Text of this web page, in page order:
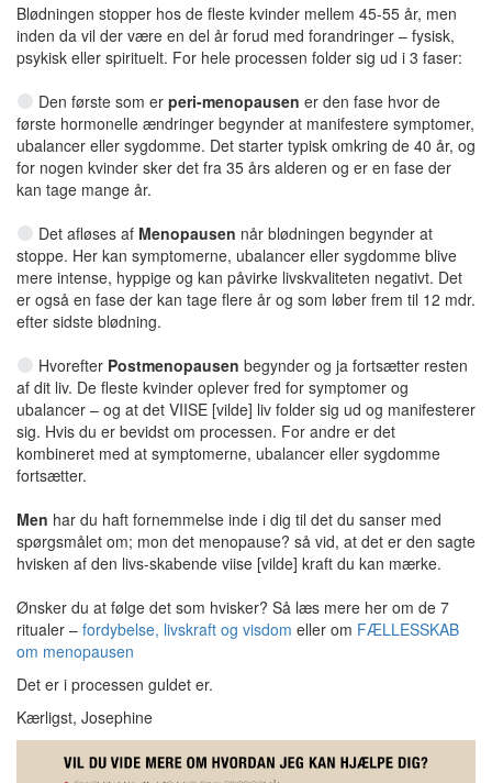
Blødningen stopper hos de fleste kvinder mellem 45-55 år, men
inden da vil der være en del år forud med forandringer – fysisk,
psykisk eller spirituelt. For hele processen folder sig ud i 3 faser:
Den første som erperi-menopausen er den fase hvor de
første hormonelle ændringer begynder at manifestere symptomer,
ubalancer eller sygdomme. Det starter typisk omkring de 40 år, og
for nogen kvinder sker det fra 35 års alderen og er en fase der
kan tage mange år.
Det afløses af Menopausen når blødningen begynder at
stoppe. Her kan symptomerne, ubalancer eller sygdomme blive
mere intense, hyppige og kan påvirke livskvaliteten negativt. Det
er også en fase der kan tage flere år og som løber frem til 12 mdr.
efter sidste blødning.
Hvorefter Postmenopausen begynder og ja fortsætter resten
af dit liv. De fleste kvinder oplever fred for symptomer og
ubalancer – og at det VIISE [vilde] liv folder sig ud og manifesterer
sig. Hvis du er bevidst om processen. For andre er det
kombineret med at symptomerne, ubalancer eller sygdomme
fortsætter.
Men har du haft fornemmelse inde i dig til det du sanser med
spørgsmålet om; mon det menopause? så vid, at det er den sagte
hvisken af den livs-skabende viise [vilde] kraft du kan mærke.
Ønsker du at følge det som hvisker? Så læs mere her om de 7
ritualer – fordybelse, livskraft og visdom eller om FÆLLESSKAB
om menopausen
Det er i processen guldet er.
Kærligst, Josephine